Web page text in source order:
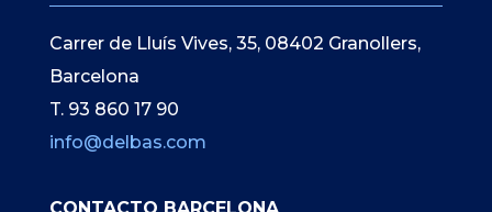
Carrer de Lluís Vives, 35, 08402 Granollers,
Barcelona
T. 93 860 17 90
info@delbas.com